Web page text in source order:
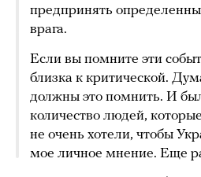
предпринять
врага. ​
Если вы помните эти
близка к критической.
должны это помнить. И
количество людей,
не очень хотели, чтобы
мое личное мнение. Еще